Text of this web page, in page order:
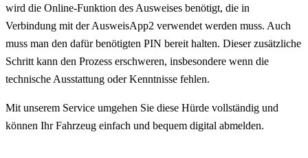
wird die Online-Funktion des Ausweises benötigt, die in
Verbindung mit der AusweisApp2 verwendet werden muss. Auch
muss man den dafür benötigten PIN bereit halten. Dieser zusätzliche
Schritt kann den Prozess erschweren, insbesondere wenn die
technische Ausstattung oder Kenntnisse fehlen.
Mit unserem Service umgehen Sie diese Hürde vollständig und
können Ihr Fahrzeug einfach und bequem digital abmelden.